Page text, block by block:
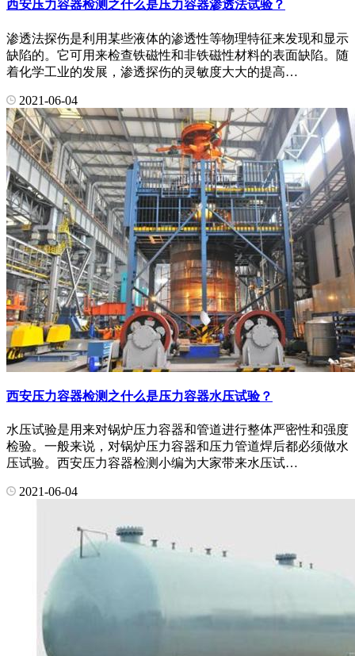
西安压力容器检测之什么是压力容器渗透法试验？
渗透法探伤是利用某些液体的渗透性等物理特征来发现和显示
缺陷的。它可用来检查铁磁性和非铁磁性材料的表面缺陷。随
着化学工业的发展，渗透探伤的灵敏度大大的提高…
2021-06-04
西安压力容器检测之什么是压力容器水压试验？
水压试验是用来对锅炉压力容器和管道进行整体严密性和强度
检验。一般来说，对锅炉压力容器和压力管道焊后都必须做水
压试验。西安压力容器检测小编为大家带来水压试…
2021-06-04